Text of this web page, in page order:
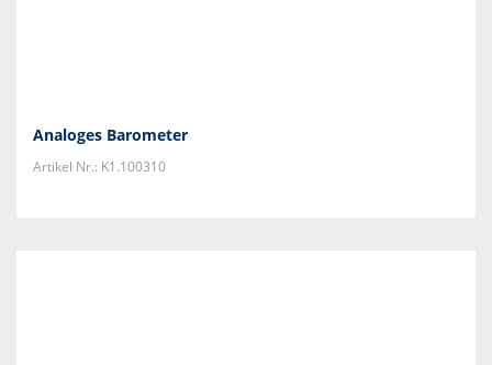
Analoges Barometer
Artikel Nr.: K1.100310